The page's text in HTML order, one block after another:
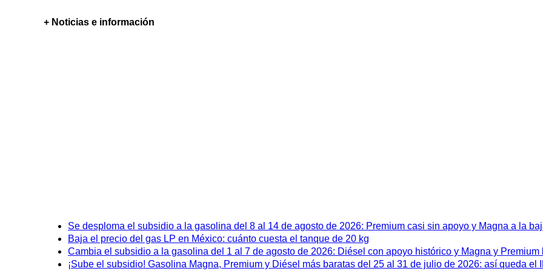
+ Noticias e información
Se desploma el subsidio a la gasolina del 8 al 14 de agosto de 2026: Premium casi sin apoyo y Magna a la
Baja el precio del gas LP en México: cuánto cuesta el tanque de 20 kg
Cambia el subsidio a la gasolina del 1 al 7 de agosto de 2026: Diésel con apoyo histórico y Magna y Premium
¡Sube el subsidio! Gasolina Magna, Premium y Diésel más baratas del 25 al 31 de julio de 2026: así queda el